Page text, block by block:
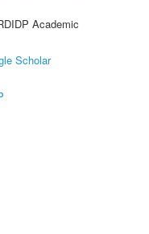
Academic
Scholar